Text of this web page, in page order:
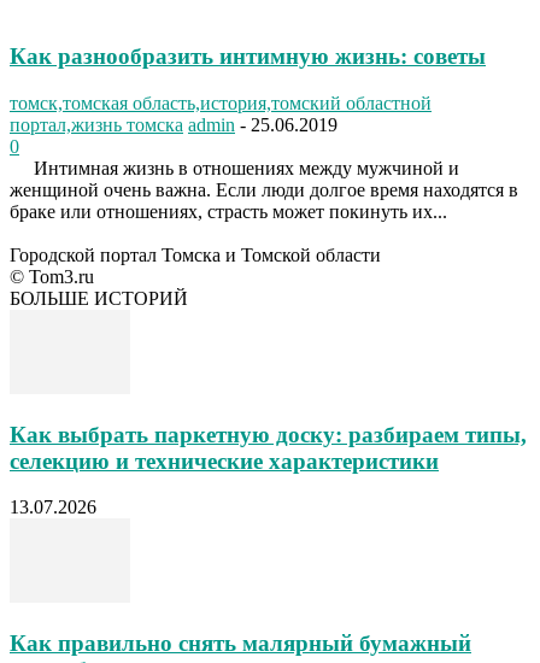
Как разнообразить интимную жизнь: советы
томск,томская область,история,томский областной
портал,жизнь томска admin - 25.06.2019
0
Интимная жизнь в отношениях между мужчиной и
женщиной очень важна. Если люди долгое время находятся в
браке или отношениях, страсть может покинуть их...
Городской портал Томска и Томской области
© Tom3.ru
БОЛЬШЕ ИСТОРИЙ
Как выбрать паркетную доску: разбираем типы,
селекцию и технические характеристики
13.07.2026
Как правильно снять малярный бумажный